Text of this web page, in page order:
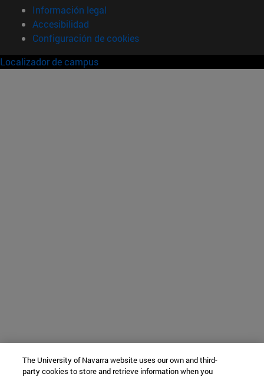
Información legal
Accesibilidad
Configuración de cookies
Localizador de campus
The University of Navarra website uses our own and third-
party cookies to store and retrieve information when you